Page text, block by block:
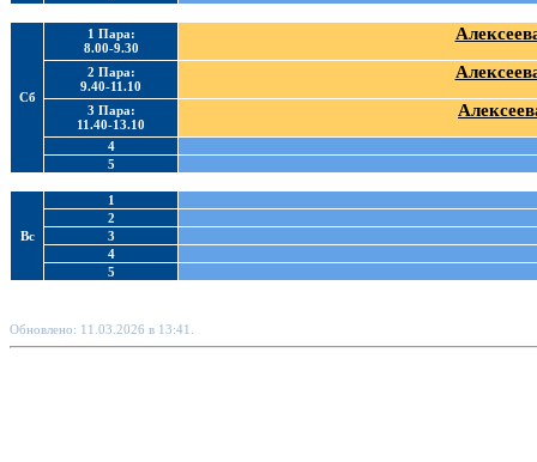
Сб
1 Пара:
8.00-9.30
2 Пара:
9.40-11.10
3 Пара:
11.40-13.10
4
5
Вс
1
2
3
4
5
Обновлено: 11.03.2026 в 13:41.